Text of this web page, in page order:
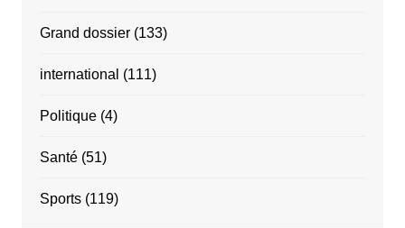
Grand dossier(133)
international (111)
Politique(4)
Santé(51)
Sports(119)